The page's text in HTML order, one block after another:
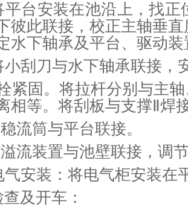
平台安装在池沿上，找
彼此联接，校正主轴垂
水下轴承及平台、驱动装
小刮刀与水下轴承联接，
紧固。将拉杆分别与主
相等。将刮板与支撑Ⅱ焊
流筒与平台联接。
流装置与池壁联接，调
气安装：将电气柜安装在
及开车：